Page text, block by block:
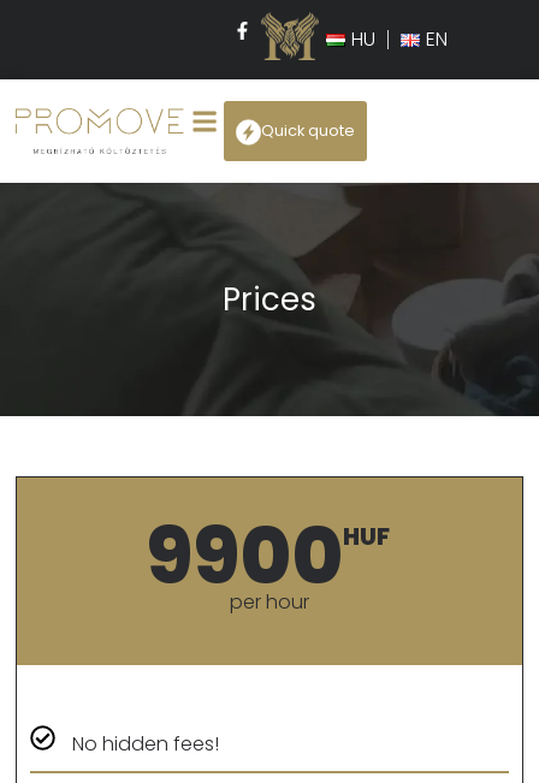
HU EN
Quick quote
Prices
HUF
9900
per hour
No hidden fees!